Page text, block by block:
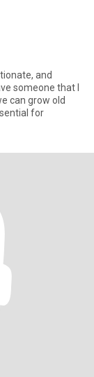
and
someone that I
can grow old
for